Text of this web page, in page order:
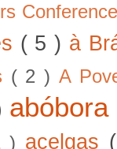
( 5 ) à
( 2 )A
) acelgas